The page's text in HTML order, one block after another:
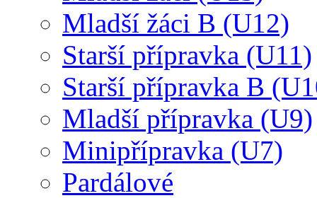
Mladší žáci B (U12)
Starší přípravka (U11)
Starší přípravka B
Mladší přípravka (U9)
Minipřípravka (U7)
Pardálové